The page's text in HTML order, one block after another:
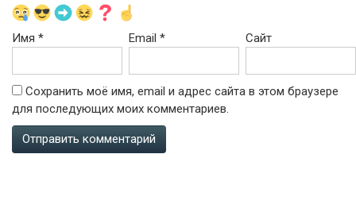
Имя * Email* Сайт
Сохранить моё имя, email и адрес сайта в этом браузере
для последующих моих комментариев.